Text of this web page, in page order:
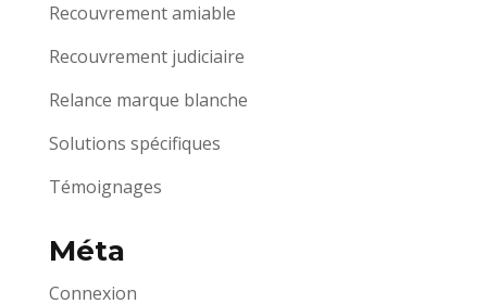
Recouvrement amiable
Recouvrement judiciaire
Relance marque blanche
Solutions spécifiques
Témoignages
Méta
Connexion